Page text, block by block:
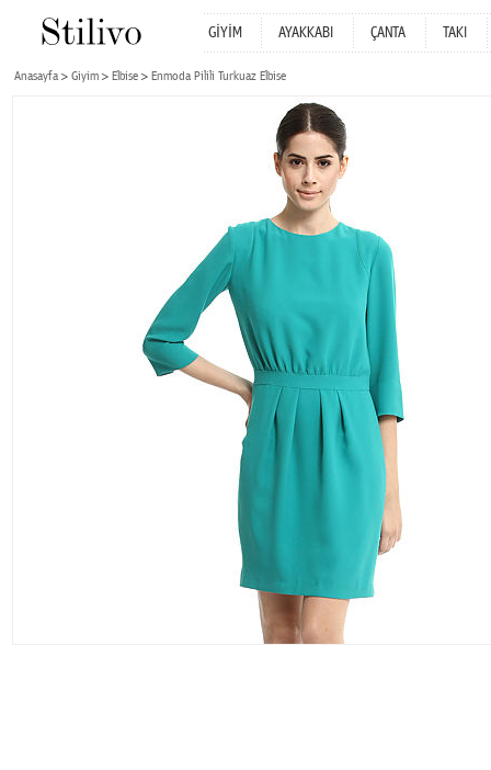
GİYİM AYAKKABI ÇANTA TAKI
Anasayfa Giyim Elbise Enmoda Pilili Turkuaz Elbise